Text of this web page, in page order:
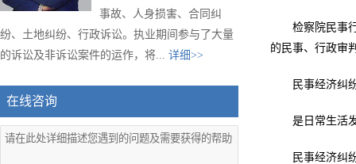
事故、人身损害、合同纠
纷、土地纠纷、行政诉讼。执业期间参与了大量
的诉讼及非诉讼案件的运作，将... 详细>>
在线咨询
检察院民事
的民事、行政审
民事经济纠
是日常生活
民事经济纠